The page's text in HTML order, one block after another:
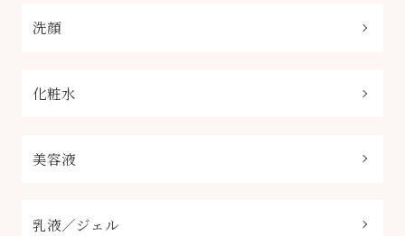
洗顔
化粧水
美容液
乳液／ジェル